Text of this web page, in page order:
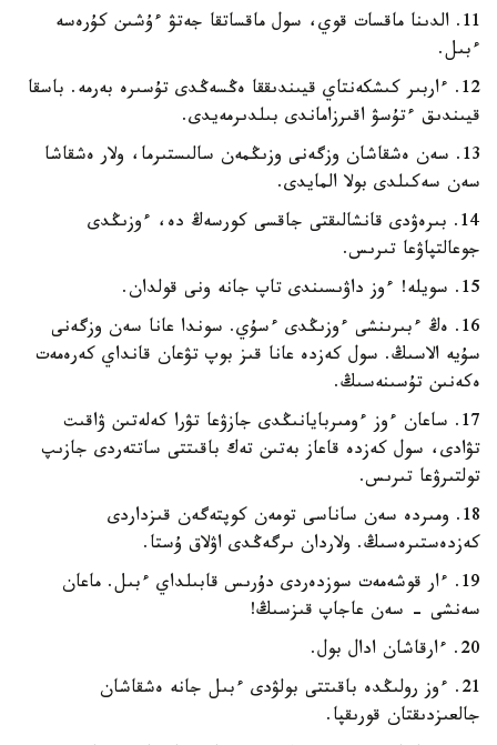
11. الدىنا ماقسات قوي، سول ماقساتقا جەتۋ ءۇشىن كۇرەسە
ءبىل.
12. ءاربىر كىشكەنتاي قيىندىققا ەڭسەڭدى تۇسىرە بەرمە. باسقا
قيىندىق ءتۇسۋ اقىرزاماندى بىلدىرمەيدى.
13. سەن ەشقاشان وزگەنى وزىڭمەن سالىستىرما، ولار ەشقاشا
سەن سەكىلدى بولا المايدى.
14. بىرەۋدى قانشالىقتى جاقسى كورسەڭ دە، ءوزىڭدى
جوعالتپاۋعا تىرىس.
15. سويلە! ءوز داۋىسىندى تاپ جانە ونى قولدان.
16. ەڭ ءبىرىنشى ءوزىڭدى ءسۇي. سوندا عانا سەن وزگەنى
سۇيە الاسىڭ. سول كەزدە عانا قىز بوپ تۋعان قانداي كەرەمەت
ەكەنىن تۇسىنەسىڭ.
17. ساعان ءوز ءومىربايانىڭدى جازۋعا تۋرا كەلەتىن ۋاقىت
تۋادى، سول كەزدە قاعاز بەتىن تەك باقىتتى ساتتەردى جازىپ
تولتىرۋعا تىرىس.
18. ومىردە سەن ساناسى تومەن كوپتەگەن قىزداردى
كەزدەستىرەسىڭ. ولاردان ىرگەڭدى اۋلاق ۇستا.
19. ءار قوشەمەت سوزدەردى دۇرىس قابىلداي ءبىل. ماعان
سەنشى - سەن عاجاپ قىزسىڭ!
20. ءارقاشان ادال بول.
21. ءوز رولىڭدە باقىتتى بولۋدى ءبىل جانە ەشقاشان
جالعىزدىقتان قورىقپا.